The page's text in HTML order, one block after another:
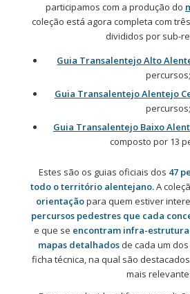
participamos com a produção do
coleção está agora completa com
divididos por sub-
Guia Transalentejo Alto
percursos;
Guia Transalentejo Alentejo
percursos;
Guia Transalentejo Baixo
composto por 13
Estes são os guias oficiais dos 47
todo o território alentejano.A
orientaçãopara quem estiver
percursos pedestres que cada
e que se encontram infra-
mapas detalhadosde cada um
ficha técnica, na qual são
mais